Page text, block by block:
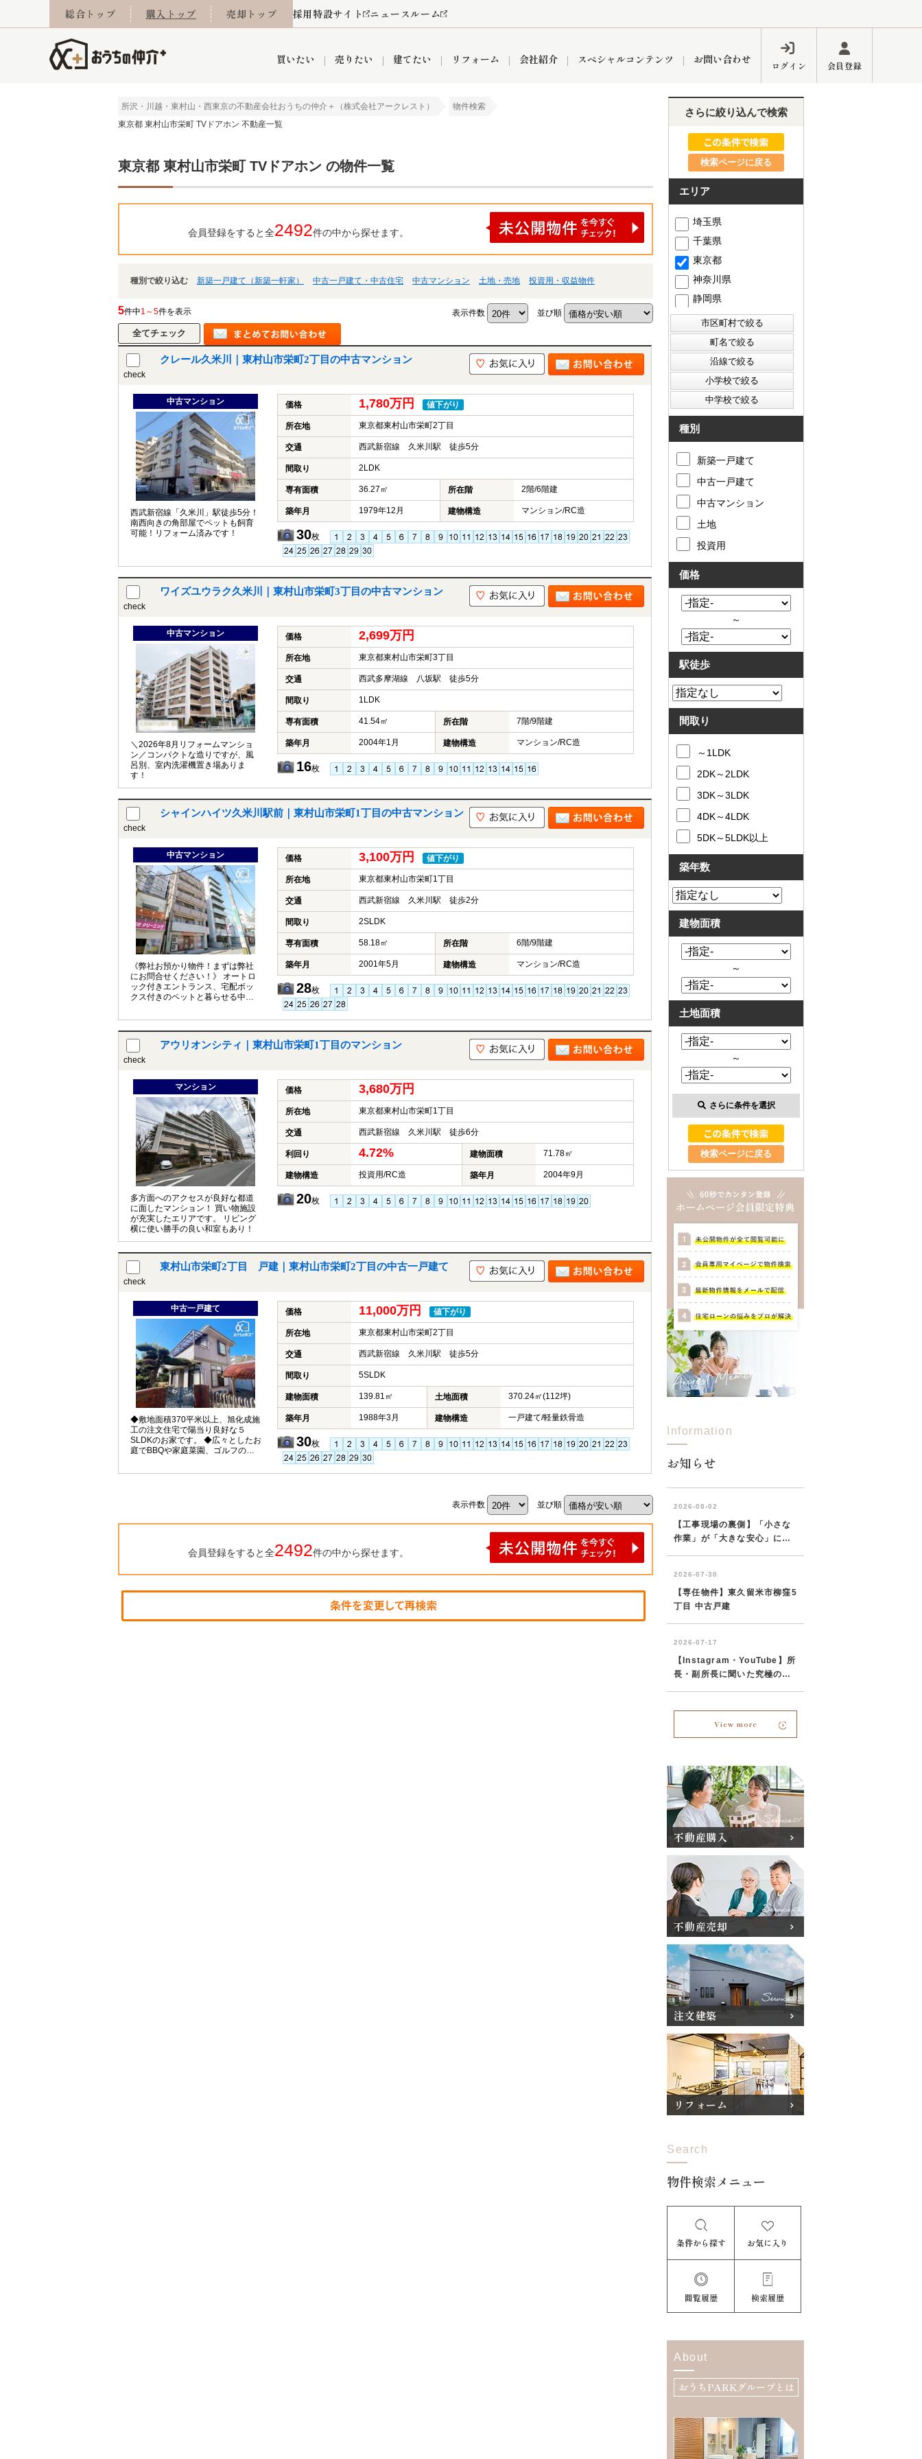
総合トップ 購入トップ 売却トップ 採用特設サイト ニュースルーム
買いたい
川越市 入間市 飯能市 狭山市 ふじみ野市 志木市 新座市 朝霞市 西東京市 東村山市 東大和市
売りたい
練馬区
建てたい リフォーム 会社紹介
インフォメーション ブログ
秋津営業所 東久留米営業所
スペシャルコンテンツ お問い合わせ ログイン 会員登録
所沢・川越・東村山・西東京の不動産会社おうちの仲介＋（株式会社アークレスト）
物件検索
東京都 東村山市栄町 TVドアホン 不動産一覧
東京都 東村山市栄町 TVドアホン の物件一覧
会員登録をすると全2492件の中から探せます。
種別で絞り込む 新築一戸建て（新築一軒家） 中古一戸建て・中古住宅 中古マンション 土地・売地 投資用・収益物件
5件中1～5件を表示 表示件数 並び順
check
クレール久米川｜東村山市栄町2丁目の中古マンション
中古マンション
西武新宿線「久米川」駅徒歩5分！
南西向きの角部屋でペットも飼育
可能！リフォーム済みです！
価格 1,780万円 値下がり
所在地 東京都東村山市栄町2丁目
交通 西武新宿線 久米川駅 徒歩5分
間取り 2LDK
専有面積 36.27㎡ 所在階 2階/6階建
築年月 1979年12月 建物構造 マンション/RC造
30枚
check
ワイズユウラク久米川｜東村山市栄町3丁目の中古マンション
中古マンション
＼2026年8月リフォームマンショ
ン／コンパクトな造りですが、風
呂別、室内洗濯機置き場ありま
す！
価格 2,699万円
所在地 東京都東村山市栄町3丁目
交通 西武多摩湖線 八坂駅 徒歩5分
間取り 1LDK
専有面積 41.54㎡ 所在階 7階/9階建
築年月 2004年1月 建物構造 マンション/RC造
16枚
check
シャインハイツ久米川駅前｜東村山市栄町1丁目の中古マンション
中古マンション
《弊社お預かり物件！まずは弊社
にお問合せください！》 オートロ
ック付きエントランス、宅配ボッ
クス付きのペットと暮らせる中古
価格 3,100万円 値下がり
所在地 東京都東村山市栄町1丁目
交通 西武新宿線 久米川駅 徒歩2分
間取り 2SLDK
専有面積 58.18㎡ 所在階 6階/9階建
築年月 2001年5月 建物構造 マンション/RC造
28枚
check
アウリオンシティ｜東村山市栄町1丁目のマンション
マンション
多方面へのアクセスが良好な都道
に面したマンション！ 買い物施設
が充実したエリアです。 リビング
横に使い勝手の良い和室もあり！
価格 3,680万円
所在地 東京都東村山市栄町1丁目
交通 西武新宿線 久米川駅 徒歩6分
利回り 4.72% 建物面積 71.78㎡
建物構造 投資用/RC造 築年月 2004年9月
20枚
check
東村山市栄町2丁目 戸建｜東村山市栄町2丁目の中古一戸建て
中古一戸建て
◆敷地面積370平米以上、旭化成施
工の注文住宅で陽当り良好な５
SLDKのお家です。 ◆広々としたお
庭でBBQや家庭菜園、ゴルフの練
価格 11,000万円 値下がり
所在地 東京都東村山市栄町2丁目
交通 西武新宿線 久米川駅 徒歩5分
間取り 5SLDK
建物面積 139.81㎡ 土地面積 370.24㎡(112坪)
築年月 1988年3月 建物構造 一戸建て/軽量鉄骨造
30枚
表示件数 並び順
会員登録をすると全2492件の中から探せます。
さらに絞り込んで検索
検索ページに戻る
エリア
埼玉県
千葉県
東京都
神奈川県
静岡県
種別
新築一戸建て
中古一戸建て
中古マンション
土地
投資用
価格
～
駅徒歩
間取り
～1LDK
2DK～2LDK
3DK～3LDK
4DK～4LDK
5DK～5LDK以上
築年数
建物面積
～
土地面積
～
さらに条件を選択
検索ページに戻る
Information
お知らせ
View more
不動産購入
不動産売却
注文建築
リフォーム
Search
物件検索メニュー
条件から探す お気に入り
閲覧履歴 検索履歴
About
おうちPARKグループとは